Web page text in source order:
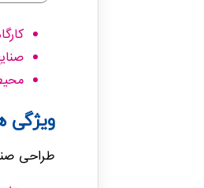
ویژگی
طراحی